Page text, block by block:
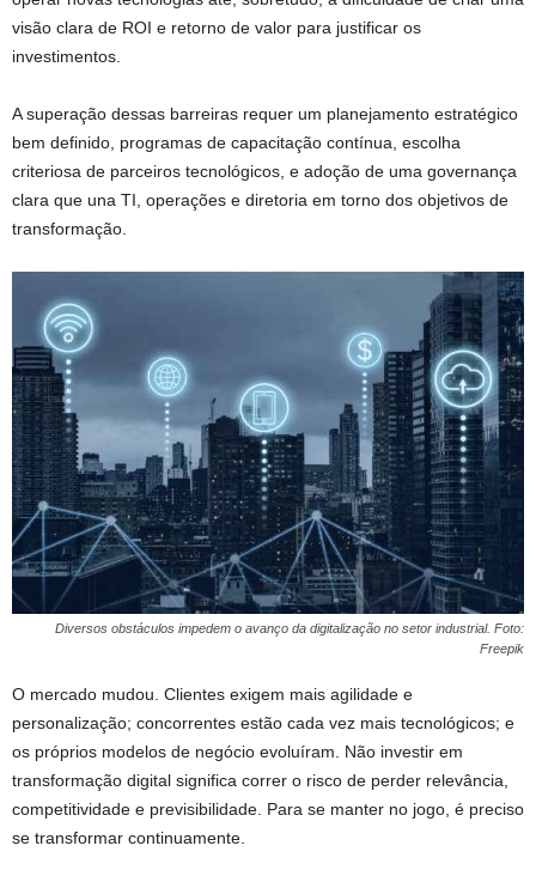
visão clara de ROI e retorno de valor para justificar os
investimentos.
A superação dessas barreiras requer um planejamento estratégico
bem definido, programas de capacitação contínua, escolha
criteriosa de parceiros tecnológicos, e adoção de uma governança
clara que una TI, operações e diretoria em torno dos objetivos de
transformação.
Diversos obstáculos impedem o avanço da digitalização no setor industrial. Foto:
Freepik
O mercado mudou. Clientes exigem mais agilidade e
personalização; concorrentes estão cada vez mais tecnológicos; e
os próprios modelos de negócio evoluíram. Não investir em
transformação digital significa correr o risco de perder relevância,
competitividade e previsibilidade. Para se manter no jogo, é preciso
se transformar continuamente.